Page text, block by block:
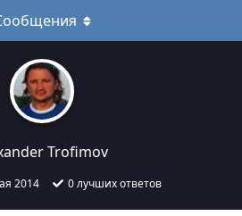
Trofimov
2014 0лучших ответов